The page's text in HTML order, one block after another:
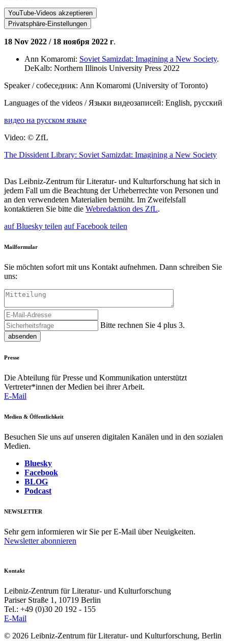
YouTube-Videos akzeptieren
Privatsphäre-Einstellungen
18 Nov 2022 / 18 ноября 2022 г.
Ann Komaromi: Soviet Samizdat: Imagining a New Society.
DeKalb: Northern Illinois University Press 2022
Speaker / собеседник: Ann Komaromi (University of Toronto)
Languages of the videos / Языки видеозаписей: English, русский
видео на русском языке
Video: © ZfL
The Dissident Library: Soviet Samizdat: Imagining a New Society
Das Leibniz-Zentrum für Literatur- und Kulturforschung hat sich in
jedem Fall um die Beachtung der Urheberrechte von Personen und
an den verwendeten Materialien bemüht. Im Zweifelsfall
kontaktieren Sie bitte die Webredaktion des ZfL.
auf Bluesky teilen auf Facebook teilen
Mailformular
Sie möchten sofort mit uns Kontakt aufnehmen. Dann schreiben Sie
uns:
Bitte rechnen Sie 4 plus 3.
absenden
Presse
Die Abteilung für Presse und Kommunikation unterstützt
Vertreter*innen der Medien bei ihrer Arbeit.
E-Mail
Medien & Öffentlichkeit
Besuchen Sie uns auf unseren digitalen Kanälen und in den sozialen
Medien.
Bluesky
Facebook
BLOG
Podcast
NEWSLETTER
Sehr gern informieren wir Sie per E-Mail über Neuigkeiten.
Newsletter abonnieren
Kontakt
Leibniz-Zentrum für Literatur- und Kulturforschung
Pariser Straße 1, 10719 Berlin
Tel.: +49 (0)30 20 192 - 155
E-Mail
© 2026 Leibniz-Zentrum für Literatur- und Kulturforschung, Berlin